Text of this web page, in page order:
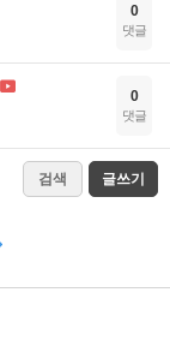
0
댓글
0
댓글
검색 글쓰기